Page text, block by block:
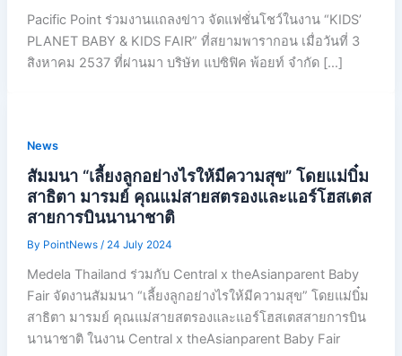
Pacific Point ร่วมงานแถลงข่าว จัดแฟชั่นโชว์ในงาน “KIDS’
PLANET BABY & KIDS FAIR” ที่สยามพารากอน เมื่อวันที่ 3
สิงหาคม 2537 ที่ผ่านมา บริษัท แปซิฟิค พ้อยท์ จำกัด […]
News
สัมมนา “เลี้ยงลูกอย่างไรให้มีความสุข” โดยแม่บิ๋ม
สาธิตา มารมย์ คุณแม่สายสตรองและแอร์โฮสเตส
สายการบินนานาชาติ
By PointNews / 24 July 2024
Medela Thailand ร่วมกับ Central x theAsianparent Baby
Fair จัดงานสัมมนา “เลี้ยงลูกอย่างไรให้มีความสุข” โดยแม่บิ๋ม
สาธิตา มารมย์ คุณแม่สายสตรองและแอร์โฮสเตสสายการบิน
นานาชาติ ในงาน Central x theAsianparent Baby Fair